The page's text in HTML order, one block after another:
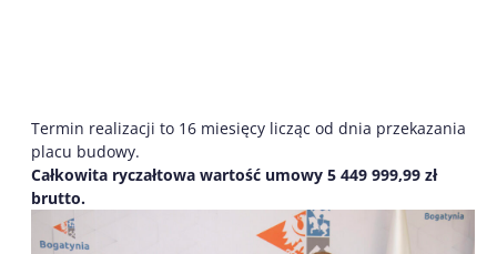
Termin realizacji to 16 miesięcy licząc od dnia przekazania
placu budowy.
Całkowita ryczałtowa wartość umowy 5 449 999,99 zł
brutto.